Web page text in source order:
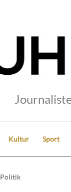
Kultur Sport
Politik